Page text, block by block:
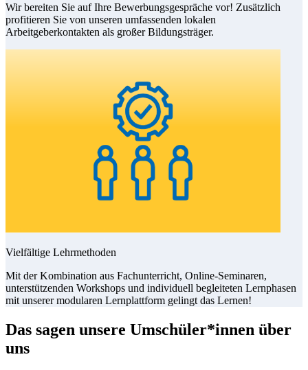
Wir bereiten Sie auf Ihre Bewerbungsgespräche vor! Zusätzlich
profitieren Sie von unseren umfassenden lokalen
Arbeitgeberkontakten als großer Bildungsträger.
Vielfältige Lehrmethoden
Mit der Kombination aus Fachunterricht, Online-Seminaren,
unterstützenden Workshops und individuell begleiteten Lernphasen
mit unserer modularen Lernplattform gelingt das Lernen!
Das sagen unsere Umschüler*innen über
uns